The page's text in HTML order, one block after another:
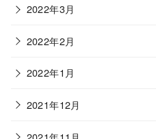
2022年3月
2022年2月
2022年1月
2021年12月